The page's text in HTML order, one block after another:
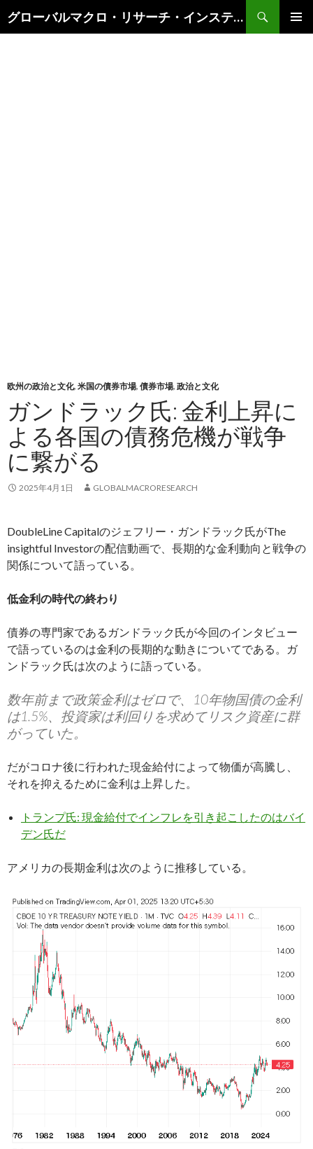
グローバルマクロ・リサーチ・インスティテュート
索
欧州の政治と文化, 米国の債券市場, 債券市場, 政治と文化
ガンドラック氏: 金利上昇に
よる各国の債務危機が戦争
に繋がる
2025年4月1日 GLOBALMACRORESEARCH
DoubleLine Capitalのジェフリー・ガンドラック氏がThe
insightful Investorの配信動画で、長期的な金利動向と戦争の
関係について語っている。
低金利の時代の終わり
債券の専門家であるガンドラック氏が今回のインタビュー
で語っているのは金利の長期的な動きについてである。ガ
ンドラック氏は次のように語っている。
数年前まで政策金利はゼロで、10年物国債の金利
は1.5%、投資家は利回りを求めてリスク資産に群
がっていた。
だがコロナ後に行われた現金給付によって物価が高騰し、
それを抑えるために金利は上昇した。
トランプ氏: 現金給付でインフレを引き起こしたのはバイ
デン氏だ
アメリカの長期金利は次のように推移している。